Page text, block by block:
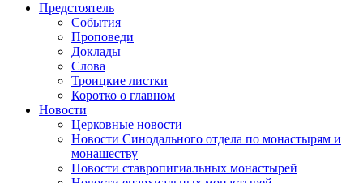
Предстоятель
События
Проповеди
Доклады
Слова
Троицкие листки
Коротко о главном
Новости
Церковные новости
Новости Синодального отдела по монастырям и
монашеству
Новости ставропигиальных монастырей